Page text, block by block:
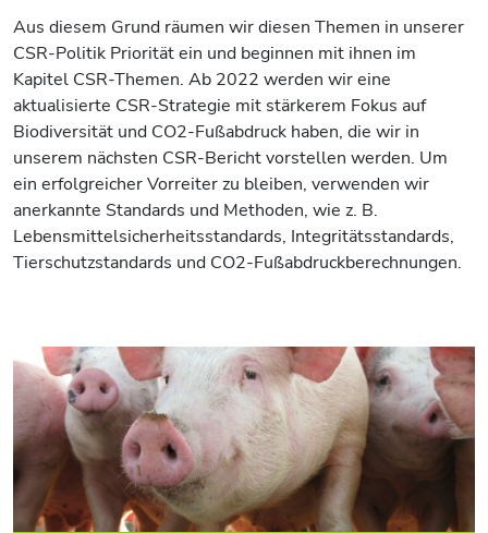
Aus diesem Grund räumen wir diesen Themen in unserer
CSR-Politik Priorität ein und beginnen mit ihnen im
Kapitel CSR-Themen. Ab 2022 werden wir eine
aktualisierte CSR-Strategie mit stärkerem Fokus auf
Biodiversität und CO2-Fußabdruck haben, die wir in
unserem nächsten CSR-Bericht vorstellen werden. Um
ein erfolgreicher Vorreiter zu bleiben, verwenden wir
anerkannte Standards und Methoden, wie z. B.
Lebensmittelsicherheitsstandards, Integritätsstandards,
Tierschutzstandards und CO2-Fußabdruckberechnungen.